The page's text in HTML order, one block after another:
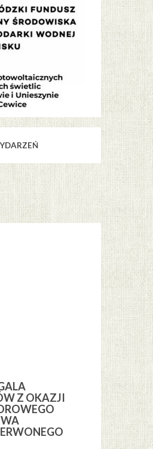
Z OKAZJI
12.11.2025
OBCHODY
ŚWIĘTA
GMINIE